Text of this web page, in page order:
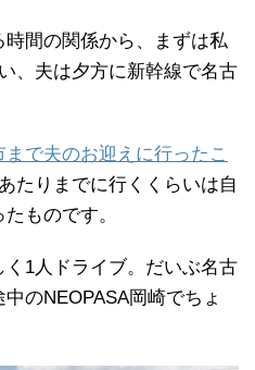
間の関係から、まずは私
、夫は夕方に新幹線で名古
で夫のお迎えに行ったこ
たりまでに行くくらいは自
ものです。
1人ドライブ。だいぶ名古
のNEOPASA岡崎でちょ